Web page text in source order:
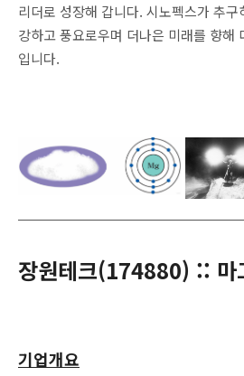
리더로 성장해 갑니다. 시노펙스가 추
강하고 풍요로우며 더나은 미래를 향해
입니다.
장원테크(174880) :: 마
기업개요